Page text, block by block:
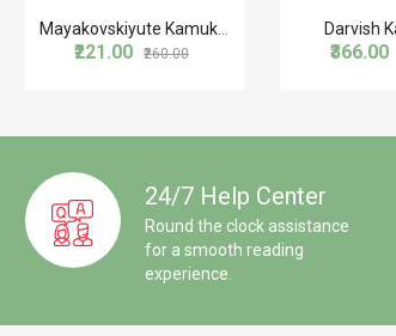
₹221.00 ₹260.00
Darvish
₹366.00
24/7 Help Center
Round the clock assistance
for a smooth reading
experience.